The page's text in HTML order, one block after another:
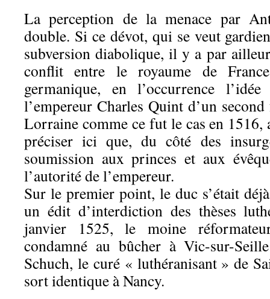
La perception de la menace par
double. Si ce dévot, qui se veut
subversion diabolique, il y a par
conflit entre le royaume de
germanique, en l’occurrence
l’empereur Charles Quint d’un
Lorraine comme ce fut le cas en
préciser ici que, du côté des
soumission aux princes et aux
l’autorité de l’empereur.
Sur le premier point, le duc s’était
un édit d’interdiction des thèses
janvier 1525, le moine
condamné au bûcher à Vic-sur-
Schuch, le curé « luthéranisant » de
sort identique à Nancy.